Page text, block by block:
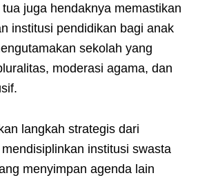
juga hendaknya memastikan
institusi pendidikan bagi anak
sekolah yang
moderasi agama, dan
langkah strategis dari
institusi swasta
menyimpan agenda lain